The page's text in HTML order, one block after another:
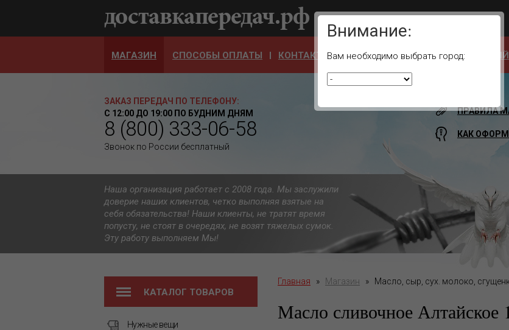
Ваш город:
МАГАЗИН СПОСОБЫ ОПЛАТЫ КОНТАКТЫ ОТЗЫВЫ АДРЕСА УЧРЕЖДЕНИЙ
ЗАКАЗ ПЕРЕДАЧ ПО ТЕЛЕФОНУ:
С 12:00 ДО 19:00 ПО БУДНИМ ДНЯМ
8 (800) 333-06-58
Звонок по России бесплатный
ПРАВИЛА
КАК
Наша организация работает с 2008 года. Мы заслужили
доверие наших клиентов, четко выполняя взятые на
себя обязательства! Наши клиенты, не тратят время
попусту, не стоят в очередях, не возят тяжелых сумок.
Эту работу выполняем Мы!
КАТАЛОГ ТОВАРОВ
Нужные вещи
Главная » Магазин » Масло, сыр, сух. молоко,
Масло сливочное Алтайское
Внимание:
Вам необходимо выбрать город: